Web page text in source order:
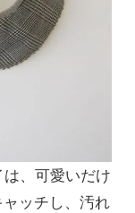
、可愛いだけ
ッチし、汚れ